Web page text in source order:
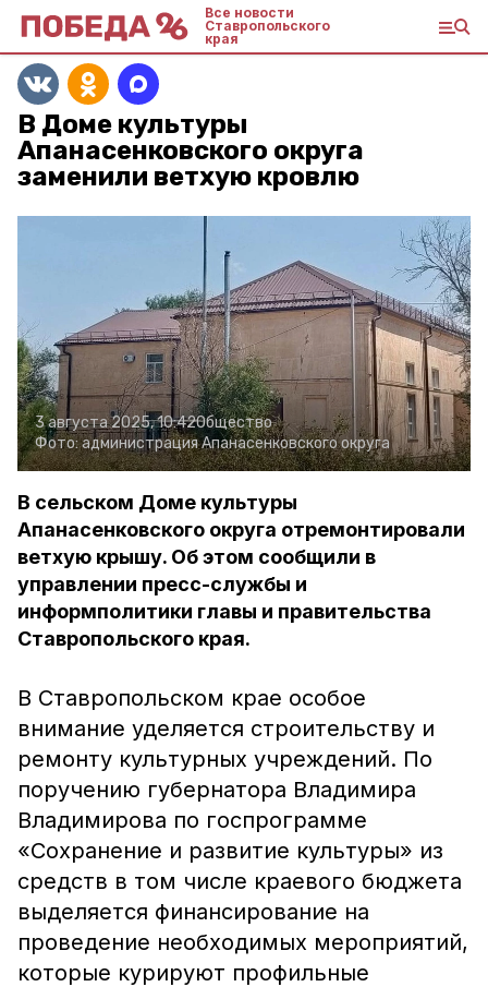
Все новости
Ставропольского
края
В Доме культуры
Апанасенковского округа
заменили ветхую кровлю
3 августа 2025, 10:42Общество
Фото:администрация Апанасенковского округа
В сельском Доме культуры
Апанасенковского округа отремонтировали
ветхую крышу. Об этом сообщили в
управлении пресс-службы и
информполитики главы и правительства
Ставропольского края.
В Ставропольском крае особое
внимание уделяется строительству и
ремонту культурных учреждений. По
поручению губернатора Владимира
Владимирова по госпрограмме
«Сохранение и развитие культуры» из
средств в том числе краевого бюджета
выделяется финансирование на
проведение необходимых мероприятий,
которые курируют профильные